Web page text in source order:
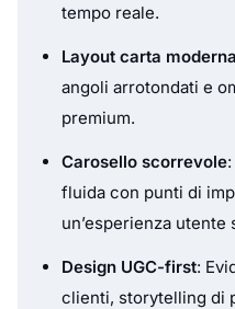
tempo reale.
Layout carta moderna
angoli arrotondati e
premium.
Carosello scorrevole
fluida con punti di
un’esperienza
Design UGC-first:
clienti, storytelling di